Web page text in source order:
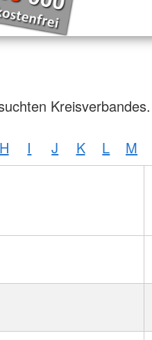
Kreisverbandes.
H I J K L M